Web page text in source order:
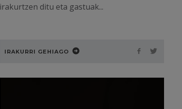
irakurtzen ditu eta gastuak...
IRAKURRI GEHIAGO